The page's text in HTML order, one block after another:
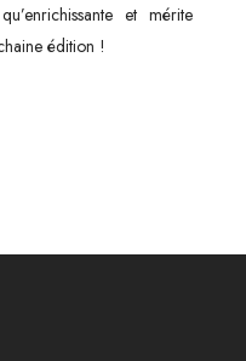
et mérite
édition !